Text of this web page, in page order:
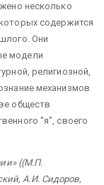
несколько
содержится
Они
модели
религиозной,
механизмов
обществ
"я", своего
((М.П.
А.И. Сидоров,